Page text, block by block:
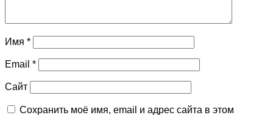
Имя *
Email *
Сайт
Сохранить моё имя, email и адрес сайта в этом